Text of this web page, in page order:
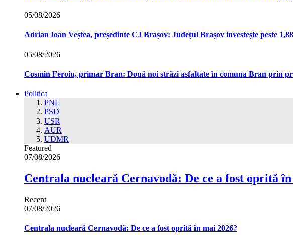
05/08/2026
Adrian Ioan Veștea, președinte CJ Brașov: Județul Brașov investește peste
05/08/2026
Cosmin Feroiu, primar Bran: Două noi străzi asfaltate în comuna Bran prin
Politica
PNL
PSD
USR
AUR
UDMR
Featured
07/08/2026
Centrala nucleară Cernavodă: De ce a fost oprită în
Recent
07/08/2026
Centrala nucleară Cernavodă: De ce a fost oprită în mai 2026?